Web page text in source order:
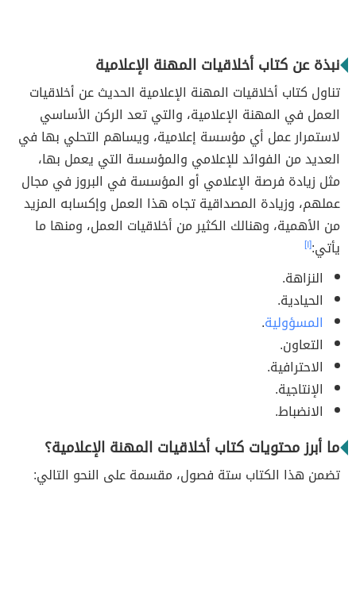
نبذة عن كتاب أخلاقيات المهنة الإعلامية
تناول كتاب أخلاقيات المهنة الإعلامية الحديث عن أخلاقيات
العمل في المهنة الإعلامية، والتي تعد الركن الأساسي
لاستمرار عمل أي مؤسسة إعلامية، ويساهم التحلي بها في
العديد من الفوائد للإعلامي والمؤسسة التي يعمل بها،
مثل زيادة فرصة الإعلامي أو المؤسسة في البروز في مجال
عملهم، وزيادة المصداقية تجاه هذا العمل وإكسابه المزيد
من الأهمية، وهنالك الكثير من أخلاقيات العمل، ومنها ما
يأتي:[١]
النزاهة.
الحيادية.
المسؤولية.
التعاون.
الاحترافية.
الإنتاجية.
الانضباط.
ما أبرز محتويات كتاب أخلاقيات المهنة الإعلامية؟
تضمن هذا الكتاب ستة فصول، مقسمة على النحو التالي: